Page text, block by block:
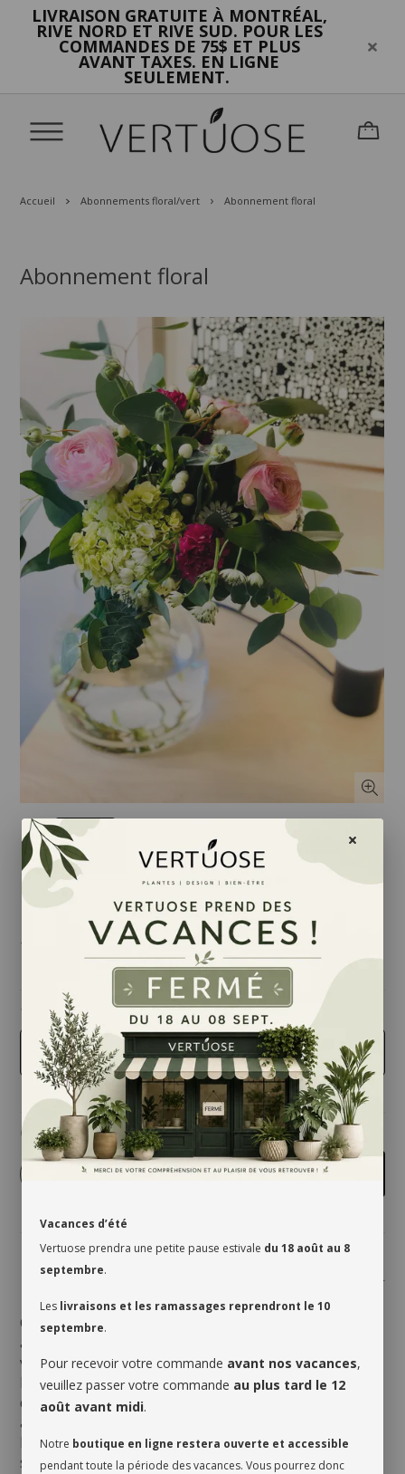
LIVRAISON GRATUITE À MONTRÉAL,
RIVE NORD ET RIVE SUD. POUR LES
COMMANDES DE 75$ ET PLUS
AVANT TAXES. EN LIGNE
SEULEMENT.
Accueil Abonnements floral/vert Abonnement floral
Abonnement floral
149,00 $
taille
Bouquet Résilience (3 mois)
Quantité
+ Ajouter au panier
Partager
Cet Abonnement floral saura témoigner de votre
amour envers toute personne qui vous est chère ou
vous-même! Notre équipe confectionnera un
bouquet par mois pour la personne désignée, à l’aide
de fleurs locales et de saison. Dans le cas d’un
abonnement de 3 mois, un bouquet sera livré tous
les mois durant une période de 3 mois. Et ainsi de
suite pour les autres forfaits.
Vacances d’été
Vertuose prendra une petite pause estivale du 18 août au 8
septembre.
Les livraisons et les ramassages reprendront le 10
septembre.
Pour recevoir votre commande avant nos vacances,
veuillez passer votre commande au plus tard le 12
août avant midi.
Notre boutique en ligne restera ouverte et accessible
pendant toute la période des vacances. Vous pourrez donc